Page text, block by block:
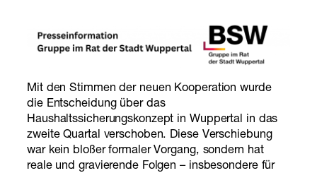
Mit den Stimmen der neuen Kooperation wurde
die Entscheidung über das
Haushaltssicherungskonzept in Wuppertal in das
zweite Quartal verschoben. Diese Verschiebung
war kein bloßer formaler Vorgang, sondern hat
reale und gravierende Folgen – insbesondere für